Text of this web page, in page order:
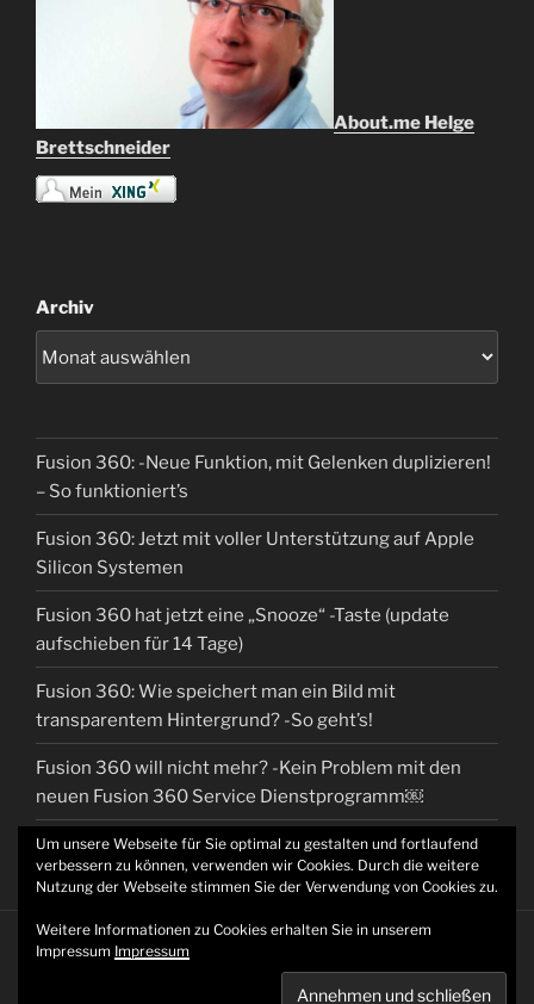
About.me Helge
Brettschneider
Archiv
Fusion 360: -Neue Funktion, mit Gelenken duplizieren!
– So funktioniert’s
Fusion 360: Jetzt mit voller Unterstützung auf Apple
Silicon Systemen
Fusion 360 hat jetzt eine „Snooze“ -Taste (update
aufschieben für 14 Tage)
Fusion 360: Wie speichert man ein Bild mit
transparentem Hintergrund? -So geht’s!
Fusion 360 will nicht mehr? -Kein Problem mit den
neuen Fusion 360 Service Dienstprogramm￼
MCDCAD.DE/.EU -Datenschutzerklärung
Um unsere Webseite für Sie optimal zu gestalten und fortlaufend
verbessern zu können, verwenden wir Cookies. Durch die weitere
Nutzung der Webseite stimmen Sie der Verwendung von Cookies zu.
Weitere Informationen zu Cookies erhalten Sie in unserem
Impressum Impressum